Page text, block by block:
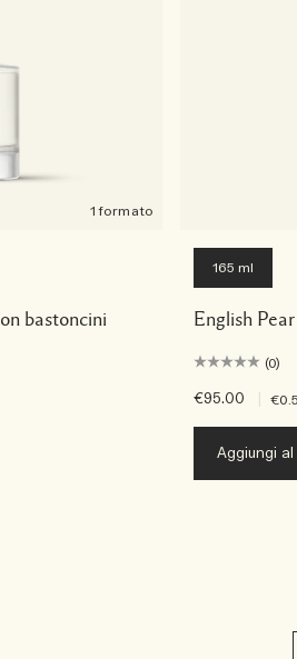
1 formato
bastoncini
165 ml
English
(0)
€95.00
Aggiungi